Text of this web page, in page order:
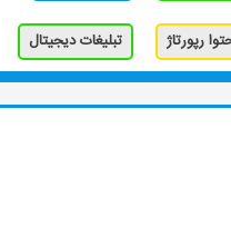
تبلیغات دیجیتال